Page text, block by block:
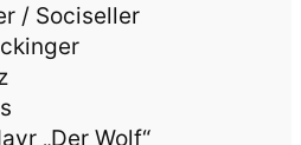
/ Sociseller
„Der Wolf“